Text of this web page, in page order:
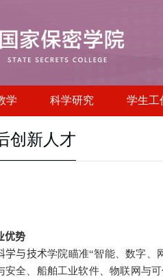
学 科学研究 学生工
创新人才
优势
学与技术学院瞄准“智能、数字、
安全、船舶工业软件、物联网与